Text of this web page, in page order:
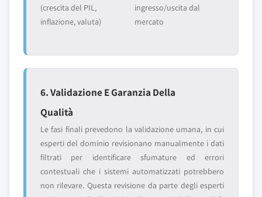
(crescita del PIL,
inflazione, valuta)
ingresso/uscita dal
mercato
6. Validazione E Garanzia Della
Qualità
Le fasi finali prevedono la validazione umana, in cui
esperti del dominio revisionano manualmente i dati
filtrati per identificare sfumature ed errori
contestuali che i sistemi automatizzati potrebbero
non rilevare. Questa revisione da parte degli esperti